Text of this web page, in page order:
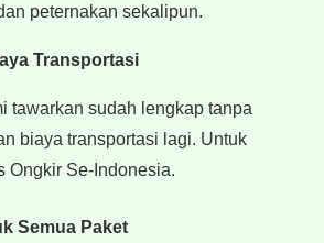
peternakan sekalipun.
Transportasi
tawarkan sudah lengkap tanpa
biaya transportasi lagi. Untuk
Ongkir Se-Indonesia.
Semua Paket